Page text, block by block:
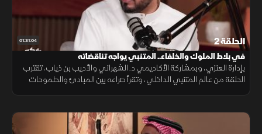
01:31:04 الحلقة 2
في بلاط الملوك والخلفاء.. المتنبي يواجه تناقضاته
بإدارة العنزي، وبمشاركة الأكاديمي د. الشهراني والأديب بن ذياب، تقترب
الحلقة من عالم المتنبي الداخلي، وتقرأ صراعه بين المبادئ والطموحات